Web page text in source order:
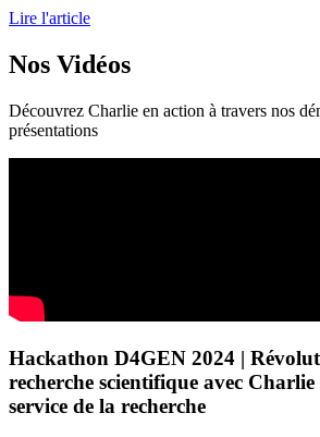
Lire l'article
Nos Vidéos
Découvrez Charlie en action à travers nos
présentations
Hackathon D4GEN 2024 |
recherche scientifique avec
service de la recherche